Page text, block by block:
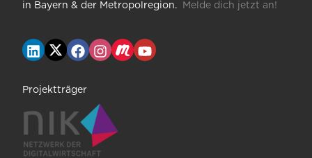
in Bayern & der Metropolregion.
Melde dich jetzt an!
Projektträger